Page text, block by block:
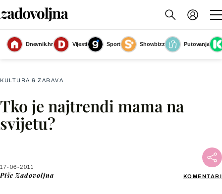
Dnevnik.hr Vijesti Sport Showbizz
Putovanja
Slika nije dostupna
KULTURA & ZABAVA
Tko je najtrendi mama na
svijetu?
17-06-2011
Piše Zadovoljna KOMENTARI
Facebook